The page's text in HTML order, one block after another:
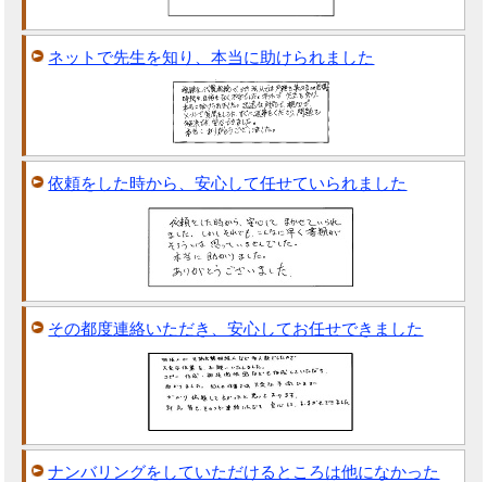
ネットで先生を知り、本当に助けられました
依頼をした時から、安心して任せていられました
その都度連絡いただき、安心してお任せできました
ナンバリングをしていただけるところは他になかった